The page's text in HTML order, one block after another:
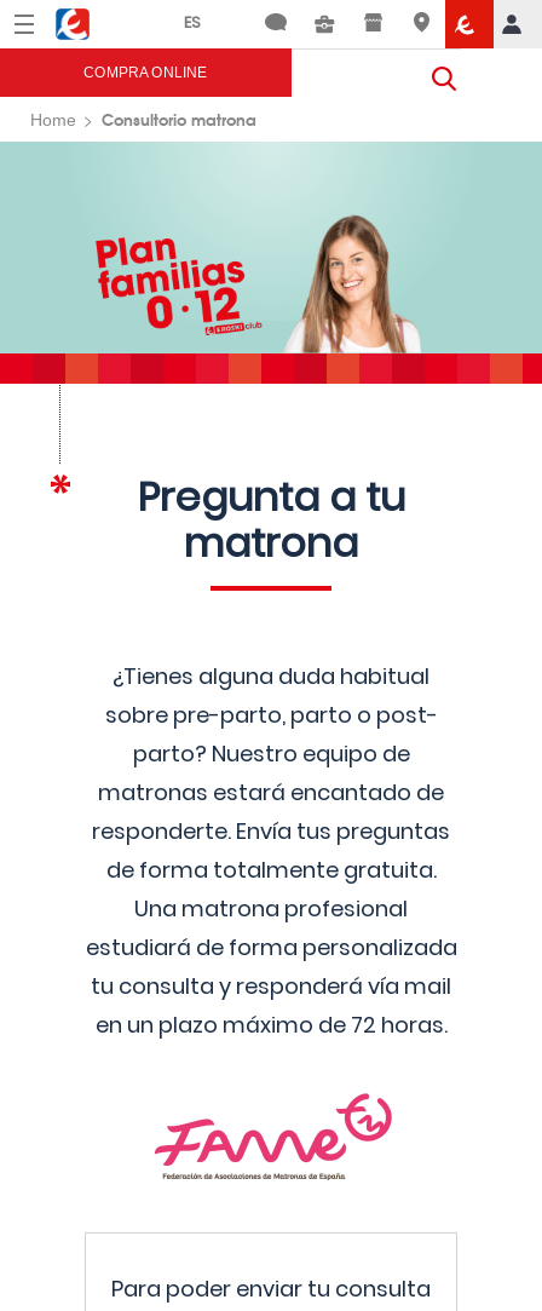
Menú Eroski
COMPRA ONLINE
Home Consultorio matrona
Pregunta a tu
matrona
¿Tienes alguna duda habitual
sobre pre-parto, parto o post-
parto? Nuestro equipo de
matronas estará encantado de
responderte. Envía tus preguntas
de forma totalmente gratuita.
Una matrona profesional
estudiará de forma personalizada
tu consulta y responderá vía mail
en un plazo máximo de 72 horas.
Para poder enviar tu consulta